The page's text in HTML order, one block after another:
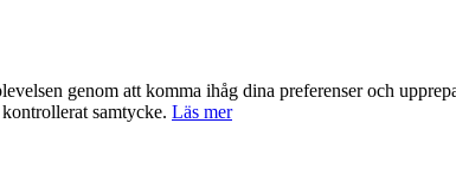
genom att komma ihåg dina preferenser och
samtycke. Läs mer